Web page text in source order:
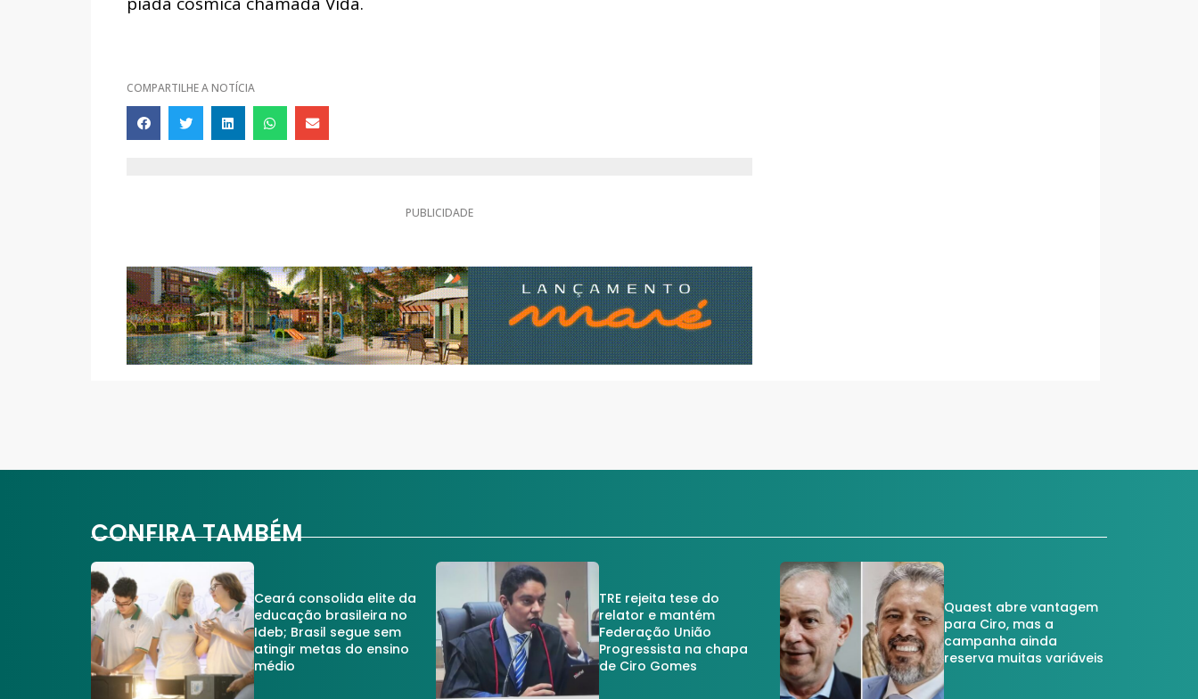
COMPARTILHE A NOTÍCIA
PUBLICIDADE
CONFIRA TAMBÉM
Ceará consolida elite da
educação brasileira no
Ideb; Brasil segue sem
atingir metas do ensino
médio
TRE rejeita tese do
relator e mantém
Federação União
Progressista na chapa
de Ciro Gomes
Quaest abre vantagem
para Ciro, mas a
campanha ainda
reserva muitas variáveis